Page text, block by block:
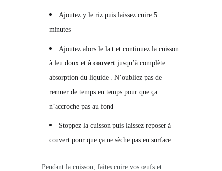
Ajoutez y le riz puis laissez cuire 5
minutes
Ajoutez alors le lait et continuez la cuisson
à feu doux et à couvert jusqu’à complète
absorption du liquide . N’oubliez pas de
remuer de temps en temps pour que ça
n’accroche pas au fond
Stoppez la cuisson puis laissez reposer à
couvert pour que ça ne sèche pas en surface
Pendant la cuisson, faites cuire vos œufs et